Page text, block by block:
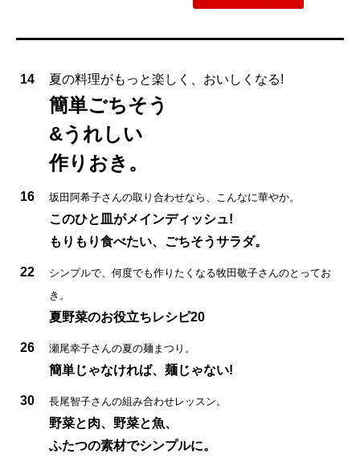
14 夏の料理がもっと楽しく、おいしくなる!
簡単ごちそう
&うれしい
作りおき。
16 坂田阿希子さんの取り合わせなら、こんなに華やか。
このひと皿がメインディッシュ!
もりもり食べたい、ごちそうサラダ。
22
シンプルで、何度でも作りたくなる牧田敬子さんのとってお
き。
夏野菜のお役立ちレシピ20
26 瀬尾幸子さんの夏の麺まつり。
簡単じゃなければ、麺じゃない!
30 長尾智子さんの組み合わせレッスン。
野菜と肉、野菜と魚、
ふたつの素材でシンプルに。